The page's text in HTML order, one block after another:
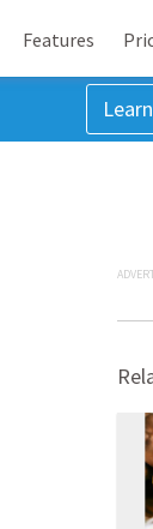
Features